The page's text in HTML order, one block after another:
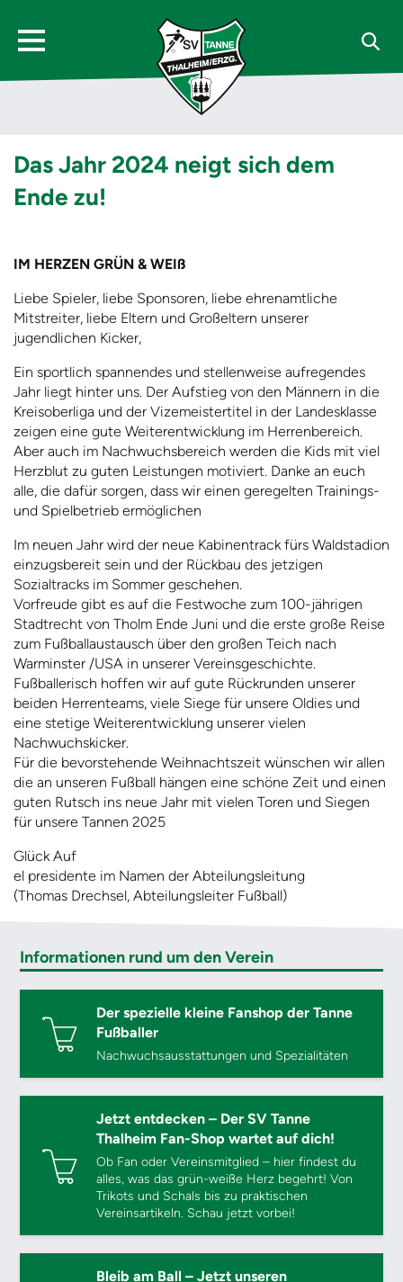
Das Jahr 2024 neigt sich dem
Ende zu!
IM HERZEN GRÜN & WEIß
Liebe Spieler, liebe Sponsoren, liebe ehrenamtliche
Mitstreiter, liebe Eltern und Großeltern unserer
jugendlichen Kicker,
Ein sportlich spannendes und stellenweise aufregendes
Jahr liegt hinter uns. Der Aufstieg von den Männern in die
Kreisoberliga und der Vizemeistertitel in der Landesklasse
zeigen eine gute Weiterentwicklung im Herrenbereich.
Aber auch im Nachwuchsbereich werden die Kids mit viel
Herzblut zu guten Leistungen motiviert. Danke an euch
alle, die dafür sorgen, dass wir einen geregelten Trainings-
und Spielbetrieb ermöglichen
Im neuen Jahr wird der neue Kabinentrack fürs Waldstadion
einzugsbereit sein und der Rückbau des jetzigen
Sozialtracks im Sommer geschehen.
Vorfreude gibt es auf die Festwoche zum 100-jährigen
Stadtrecht von Tholm Ende Juni und die erste große Reise
zum Fußballaustausch über den großen Teich nach
Warminster /USA in unserer Vereinsgeschichte.
Fußballerisch hoffen wir auf gute Rückrunden unserer
beiden Herrenteams, viele Siege für unsere Oldies und
eine stetige Weiterentwicklung unserer vielen
Nachwuchskicker.
Für die bevorstehende Weihnachtszeit wünschen wir allen
die an unseren Fußball hängen eine schöne Zeit und einen
guten Rutsch ins neue Jahr mit vielen Toren und Siegen
für unsere Tannen 2025
Glück Auf
el presidente im Namen der Abteilungsleitung
(Thomas Drechsel, Abteilungsleiter Fußball)
Informationen rund um den Verein
Der spezielle kleine Fanshop der Tanne
Fußballer
Nachwuchsausstattungen und Spezialitäten
Jetzt entdecken – Der SV Tanne
Thalheim Fan-Shop wartet auf dich!
Ob Fan oder Vereinsmitglied – hier findest du
alles, was das grün-weiße Herz begehrt! Von
Trikots und Schals bis zu praktischen
Vereinsartikeln. Schau jetzt vorbei!
Bleib am Ball – Jetzt unseren